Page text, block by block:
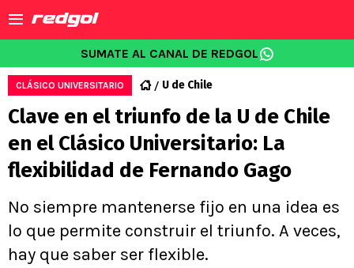
SUMATE AL CANAL DE REDGOL
CLÁSICO UNIVERSITARIO U de Chile
Clave en el triunfo de la U de Chile
en el Clásico Universitario: La
flexibilidad de Fernando Gago
No siempre mantenerse fijo en una idea es
lo que permite construir el triunfo. A veces,
hay que saber ser flexible.